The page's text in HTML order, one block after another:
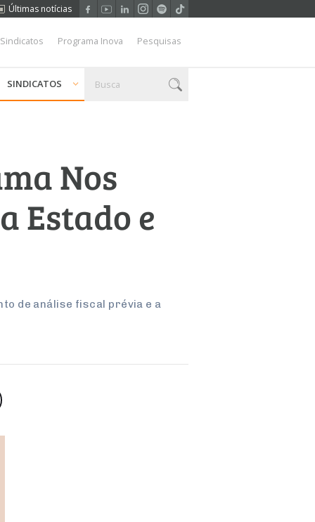
Últimas notícias
Programa Inova Pesquisas
SINDICATOS
Nos
Estado e
de análise fiscal prévia e a